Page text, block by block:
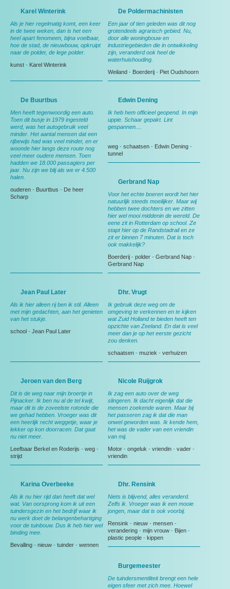
Karel Winterink
Als je hier regelmatig komt, een keer
in de twee weken, dan is het een
heel apart fenomeen, bijna voelbaar,
hoe de stad, de nieuwbouw, opkruipt
naar de polder, de lege polder.
kunst - Karel Winterink
De Poldermachinisten
Een jaar of tien geleden was dit nog
grotendeels agrarisch gebied. Nu,
door alle woningbouw en
industriegebieden die in ontwikkeling
zijn, veranderd ook heel de
waterhuishouding.
Weiland - Boerderij - Piet Oudshoorn
De Buurtbus
Men heeft tegenwoordig een auto.
Toen dit busje in 1979 ingesteld
werd, was het autogebruik veel
minder. Het aantal mensen dat een
rijbewijs had was veel minder, en er
woonde hier langs deze route nog
veel meer oudere mensen. Toen
hadden we 18.000 passagiers per
jaar. Nu zijn we blij als we er 4.500
halen.
ouderen - Buurtbus - De heer
Scharp
Edwin Dening
Ik heb hem officieel geopend. In mijn
uppie. Schaar gepakt. Lint
gespannen....
weg - schaatsen - Edwin Dening -
tunnel
Gerbrand Nap
Voor het echte boeren wordt het hier
natuurlijk steeds moeilijker. Maar wij
hebben twee dochters en we zitten
hier wel mooi middenin de wereld. De
eene zit in Rotterdam op school. Ze
stapt hier op de Randstadrail en ze
zit er binnen 7 minuten. Dat is toch
ook makkelijk?
Boerderij - polder - Gerbrand Nap -
Gerbrand Nap
Jean Paul Later
Als ik hier alleen rij ben ik stil. Alleen
met mijn gedachten, aan het genieten
van het stukje.
school - Jean Paul Later
Dhr. Vrugt
Ik gebruik deze weg om de
omgeving te verkennen en te kijken
wat Zuid Holland te bieden heeft ten
opzichte van Zeeland. En dat is veel
meer dan je op het eerste gezicht
zou denken.
schaatsen - muziek - verhuizen
Jeroen van den Berg
Dit is de weg naar mijn broertje in
Pijnacker. Ik ben nu al de tel kwijt,
maar dit is de zoveelste rotonde die
we gehad hebben. Vroeger was dit
een heerlijk recht weggetje, waar je
lekker op kon doorracen. Dat gaat
nu niet meer.
Leefbaar Berkel en Roderijs - weg -
strijd
Nicole Ruijgrok
Ik zag een auto over de weg
slingeren. Ik dacht eigenlijk dat die
mensen zoekende waren. Maar bij
het passeren zag ik dat die man
onwel geworden was. Ik kende hem,
het was de vader van een vriendin
van mij.
Motor - ongeluk - vriendin - vader -
vriendin
Karina Overbeeke
Als ik nu hier rijd dan heeft dat wel
wat. Van oorsprong kom ik uit een
tuindersgezin en het bedrijf waar ik
nu werk doet de belangenbehartiging
voor de tuinbouw. Dus ik heb hier wel
binding mee.
Bevalling - nieuw - tuinder - wennen
Dhr. Rensink
Niets is blijvend, alles veranderd.
Zelfs ik. Vroeger was ik een mooie
jongen, maar dat is ook voorbij.
Rensink - nieuw - mensen -
verandering - mijn vrouw - Bijen -
plastic people - kippen
Burgemeester
De tuindersmentliteit brengt een hele
eigen sfeer met zich mee. Hoewel